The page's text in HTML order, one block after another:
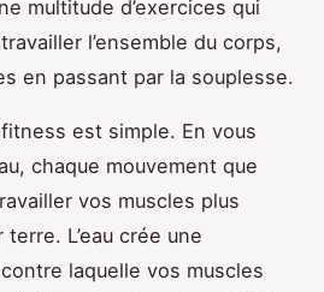
multitude d’exercices qui
l’ensemble du corps,
en passant par la souplesse.
est simple. En vous
chaque mouvement que
vos muscles plus
L’eau crée une
laquelle vos muscles